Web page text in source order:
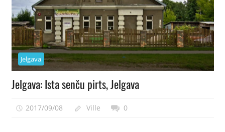
Jelgava
Jelgava: Ista senču pirts, Jelgava
2017/09/08 Ville 0